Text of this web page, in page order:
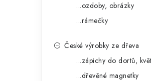
...ozdoby, obrázky
...rámečky
České výrobky ze dřeva
...zápichy do dortů,
...dřevěné magnetky